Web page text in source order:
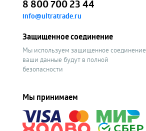
8 800 700 23 44
info@ultratrade.ru
Защищенное соединение
Мы используем защищенное соединение
ваши данные будут в полной
безопасности
Мы принимаем